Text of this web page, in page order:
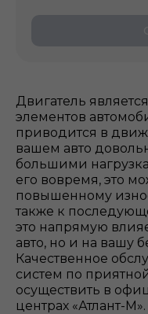
Двигатель
элементов
приводится в
вашем авто
большими
его вовремя, это
повышенному
также к
это напрямую
авто, но и на вашу
Качественное
систем по
осуществить в
центрах «Атлант-М».